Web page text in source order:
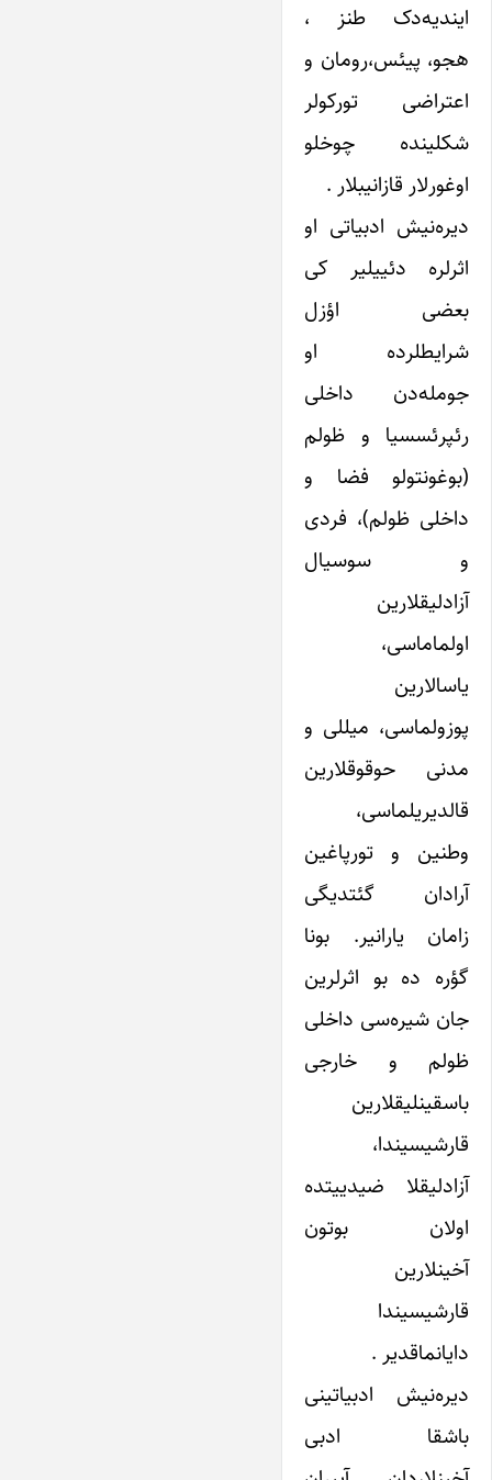
ایندیه‌دک طنز ،
هجو، پیئس،رومان و
اعتراضی تورکولر
شکلینده چوخلو
اوغورلار قازانیبلار .
دیره‌نیش ادبیاتی او
اثرلره دئییلیر کی
بعضی اؤزل
شرایطلرده او
جومله‌دن داخلی
رئپرئسسیا و ظولم
(بوغونتولو فضا و
داخلی ظولم)، فردی
و سوسیال
آزادلیقلارین
اولماماسی،
یاسالارین
پوزولماسی، میللی و
مدنی حوقوقلارین
قالدیریلماسی،
وطنین و تورپاغین
آرادان گئتدیگی
زامان یارانیر. بونا
گؤره ده بو اثرلرین
جان شیره‌سی داخلی
ظولم و خارجی
باسقینلیقلارین
قارشیسیندا،
آزادلیقلا ضیدییتده
اولان بوتون
آخینلارین
قارشیسیندا
دایانماقدیر .
دیره‌نیش ادبیاتینی
باشقا ادبی